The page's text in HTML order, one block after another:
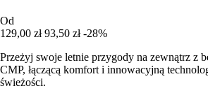
Od
129,00 zł 93,50 zł -28%
Przeżyj swoje letnie przygody na zewnątrz z
CMP, łączącą komfort i innowacyjną
świeżości.